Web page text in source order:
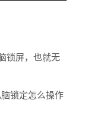
锁屏，也就无
锁定怎么操作